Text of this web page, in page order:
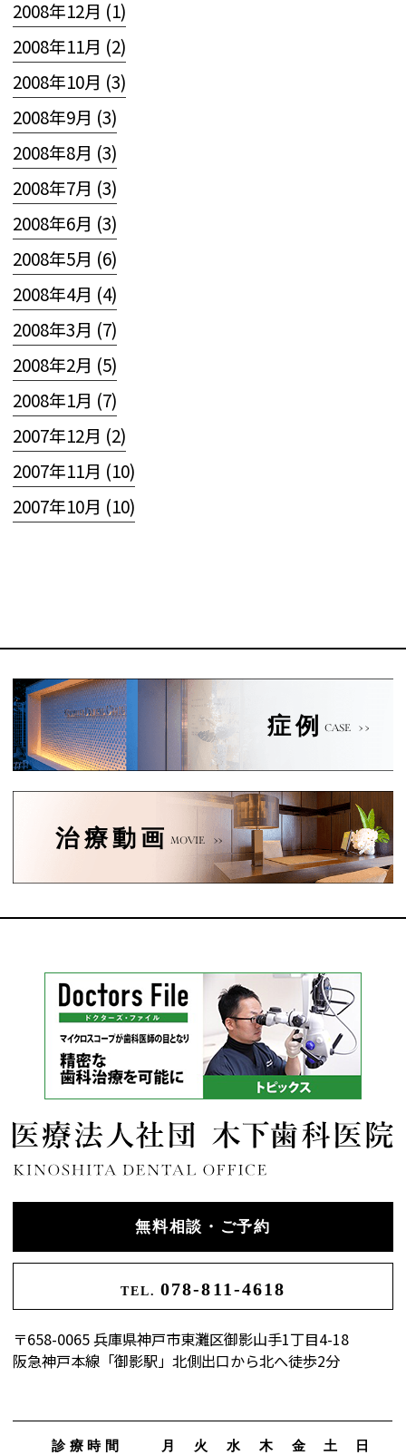
2008年12月 (1)
2008年11月 (2)
2008年10月 (3)
2008年9月 (3)
2008年8月 (3)
2008年7月 (3)
2008年6月 (3)
2008年5月 (6)
2008年4月 (4)
2008年3月 (7)
2008年2月 (5)
2008年1月 (7)
2007年12月 (2)
2007年11月 (10)
2007年10月 (10)
症例 CASE
治療動画 MOVIE
TEL. 078-811-4618
無料相談・ご予約
〒658-0065 兵庫県神戸市東灘区御影山手1丁目4-18
阪急神戸本線「御影駅」北側出口から北へ徒歩2分
診療時間 月 火 水 木 金 土 日